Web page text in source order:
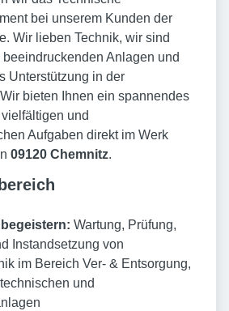
bei unserem Kunden der
Wir lieben Technik, wir sind
Anlagen und
Unterstützung in der
bieten Ihnen ein spannendes
und
Aufgaben direkt im Werk
09120 Chemnitz.
Wartung, Prüfung,
Instandsetzung von
im Bereich Ver- & Entsorgung,
und